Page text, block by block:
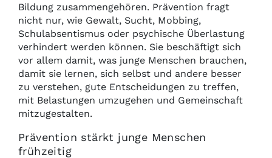
Bildung zusammengehören. Prävention fragt
nicht nur, wie Gewalt, Sucht, Mobbing,
Schulabsentismus oder psychische Überlastung
verhindert werden können. Sie beschäftigt sich
vor allem damit, was junge Menschen brauchen,
damit sie lernen, sich selbst und andere besser
zu verstehen, gute Entscheidungen zu treffen,
mit Belastungen umzugehen und Gemeinschaft
mitzugestalten.
Prävention stärkt junge Menschen
frühzeitig